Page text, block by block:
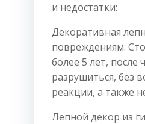
и недостатки:
Декоративная
повреждениям.
более 5 лет,
разрушиться, без
реакции, а также
Лепной декор из